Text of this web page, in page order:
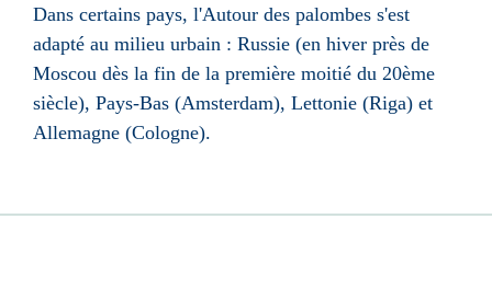
Dans certains pays, l'Autour des palombes s'est
adapté au milieu urbain : Russie (en hiver près de
Moscou dès la fin de la première moitié du 20ème
siècle), Pays-Bas (Amsterdam), Lettonie (Riga) et
Allemagne (Cologne).